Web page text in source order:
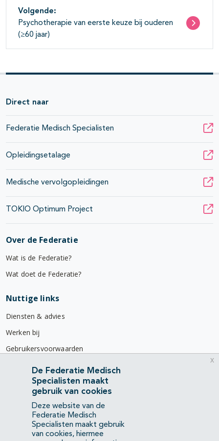
Volgende:
Psychotherapie van eerste keuze bij ouderen
(≥60 jaar)
Direct naar
Federatie Medisch Specialisten
Opleidingsetalage
Medische vervolgopleidingen
TOKIO Optimum Project
Over de Federatie
Wat is de Federatie?
Wat doet de Federatie?
Nuttige links
Diensten & advies
Werken bij
Gebruikersvoorwaarden
Privacyverklaring
Contact
Mercatorlaan 1200
3528 BL Utrecht
(088) 505 34 34
De Federatie Medisch
Specialisten maakt
gebruik van cookies
Deze website van de
Federatie Medisch
Specialisten maakt gebruik
van cookies, hiermee
x